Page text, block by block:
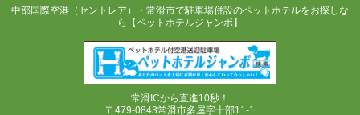
中部国際空港（セントレア）・常滑市で駐車場併設のペットホテルをお探しな
ら【ペットホテルジャンボ】
常滑ICから直進10秒！
〒479-0843常滑市多屋字十部11-1